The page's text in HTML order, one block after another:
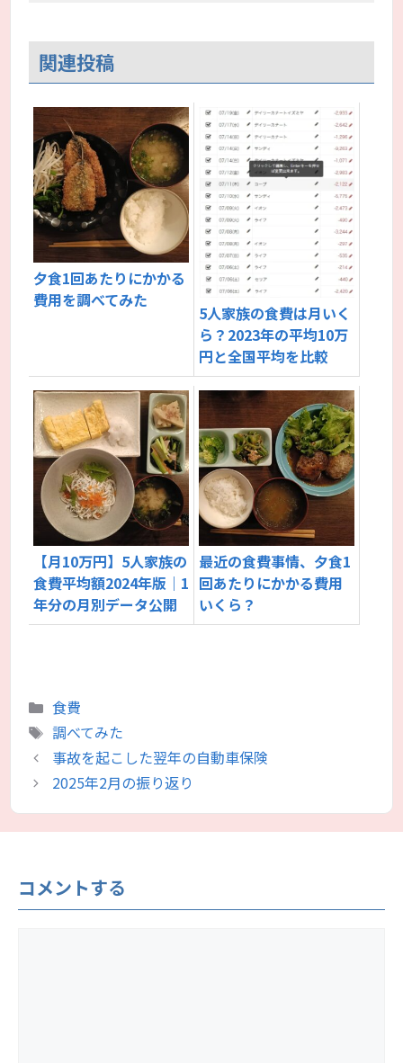
関連投稿
夕食1回あたりにかかる
費用を調べてみた
5人家族の食費は月いく
ら？2023年の平均10万
円と全国平均を比較
【月10万円】5人家族の
食費平均額2024年版｜1
年分の月別データ公開
最近の食費事情、夕食1
回あたりにかかる費用
いくら？
カ
テ
ゴ
リ
ー
食費
タ
グ
調べてみた
事故を起こした翌年の自動車保険
2025年2月の振り返り
コメントする